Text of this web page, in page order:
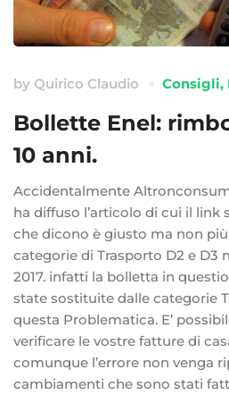
by Quirico Claudio Consigli,
Bollette Enel:
10 anni.
Accidentalmente
ha diffuso l’articolo di cui il
che dicono è giusto ma non
categorie di Trasporto D2 e D3
2017. infatti la bolletta in
state sostituite dalle categorie
questa Problematica. E’
verificare le vostre fatture di
comunque l’errore non venga
cambiamenti che sono stati